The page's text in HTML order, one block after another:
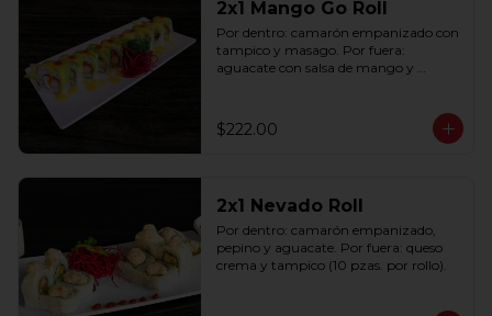
2x1 Mango Go Roll
Por dentro: camarón empanizado con
tampico y masago. Por fuera:
aguacate con salsa de mango y
$222.00
2x1 Nevado Roll
Por dentro: camarón empanizado,
pepino y aguacate. Por fuera: queso
crema y tampico (10 pzas. por rollo).